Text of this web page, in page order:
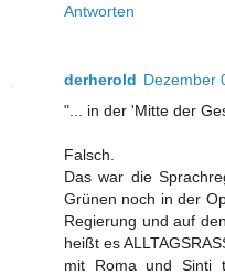
Antworten
derherold Dezember
"... in der 'Mitte der
Falsch.
Das war die
Grünen noch in der
Regierung und auf
heißt es
mit Roma und Sinti